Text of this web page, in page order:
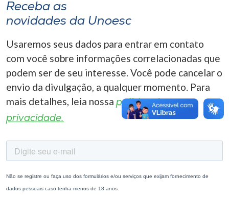
Selecione
o idioma
A+
Receba as
novidades da Unoesc
Usaremos seus dados para entrar em contato
com você sobre informações correlacionadas que
podem ser de seu interesse. Você pode cancelar o
envio da divulgação, a qualquer momento. Para
mais detalhes, leia nossa política de
privacidade.